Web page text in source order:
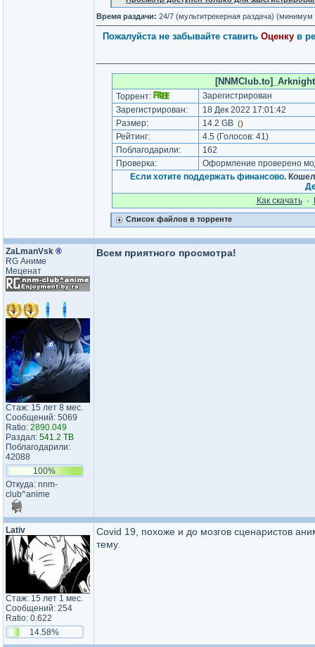
Время раздачи: 24/7 (мультитрекерная раздача)
Пожалуйста не забывайте ставить Оценку в
Торрент:
Зарегистрирован
Зарегистрирован:
18 Дек 2022 17:01:42
Размер:
14.2 GB ()
Рейтинг: 4.5 (Голосов: 41)
Поблагодарили:
162
Проверка:
Оформление проверено
Если хотите поддержать финансово.
Как cкачать·
Список файлов в торренте
ZaLmanVsk ®
RG Аниме
Меценат
Стаж: 15 лет 8 мес.
Сообщений: 5069
Ratio: 2890.049
Раздал: 541.2 TB
Поблагодарили:
42088
100%
Откуда: nnm-
club^anime
Всем приятного просмотра!
Lativ
Стаж: 15 лет 1 мес.
Сообщений: 254
Ratio: 0.622
14.58%
Covid 19, похоже и до мозгов сценаристов
тему.